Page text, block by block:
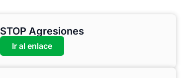
STOP Agresiones
Ir al enlace